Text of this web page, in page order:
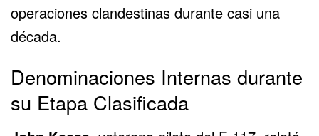
operaciones clandestinas durante casi una
década.
Denominaciones Internas durante
su Etapa Clasificada